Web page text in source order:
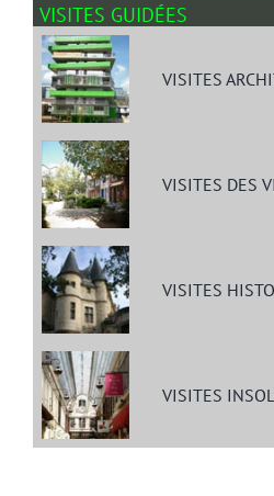
VISITES GUIDÉES
VISITES
VISITES DES
VISITES
VISITES